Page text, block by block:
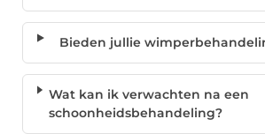
Bieden jullie
Wat kan ik verwachten na een
schoonheidsbehandeling?